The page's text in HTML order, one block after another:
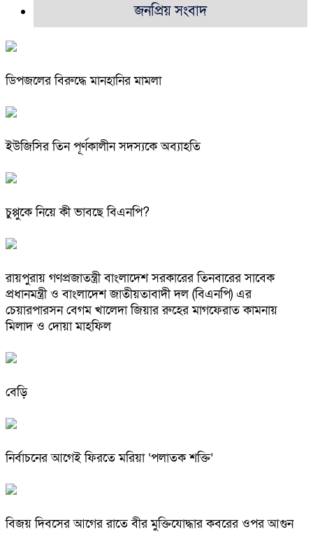
জনপ্রিয় সংবাদ
ডিপজলের বিরুদ্ধে মানহানির মামলা
ইউজিসির তিন পূর্ণকালীন সদস্যকে অব্যাহতি
চুপ্পুকে নিয়ে কী ভাবছে বিএনপি?
রায়পুরায় গণপ্রজাতন্ত্রী বাংলাদেশ সরকারের তিনবারের সাবেক
প্রধানমন্ত্রী ও বাংলাদেশ জাতীয়তাবাদী দল (বিএনপি) এর
চেয়ারপারসন বেগম খালেদা জিয়ার রুহের মাগফেরাত কামনায়
মিলাদ ও দোয়া মাহফিল
বেড়ি
নির্বাচনের আগেই ফিরতে মরিয়া ‘পলাতক শক্তি’
বিজয় দিবসের আগের রাতে বীর মুক্তিযোদ্ধার কবরের ওপর আগুন